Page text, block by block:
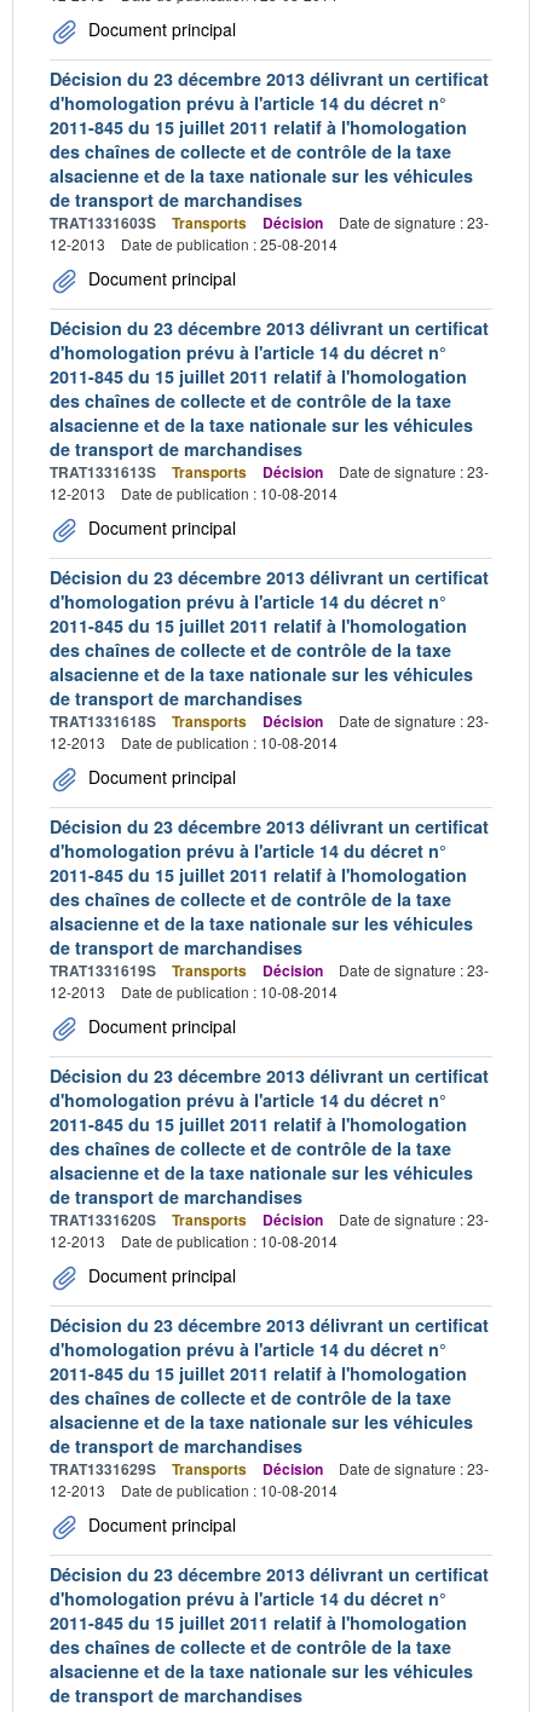
Document principal
Décision du 23 décembre 2013 délivrant un certificat
d'homologation prévu à l'article 14 du décret n°
2011-845 du 15 juillet 2011 relatif à l'homologation
des chaînes de collecte et de contrôle de la taxe
alsacienne et de la taxe nationale sur les véhicules
de transport de marchandises
TRAT1331603S Transports Décision
Date de signature : 23-
12-2013
Date de publication : 25-08-2014
Document principal
Décision du 23 décembre 2013 délivrant un certificat
d'homologation prévu à l'article 14 du décret n°
2011-845 du 15 juillet 2011 relatif à l'homologation
des chaînes de collecte et de contrôle de la taxe
alsacienne et de la taxe nationale sur les véhicules
de transport de marchandises
TRAT1331613S Transports Décision
Date de signature : 23-
12-2013
Date de publication : 10-08-2014
Document principal
Décision du 23 décembre 2013 délivrant un certificat
d'homologation prévu à l'article 14 du décret n°
2011-845 du 15 juillet 2011 relatif à l'homologation
des chaînes de collecte et de contrôle de la taxe
alsacienne et de la taxe nationale sur les véhicules
de transport de marchandises
TRAT1331618S Transports Décision
Date de signature : 23-
12-2013
Date de publication : 10-08-2014
Document principal
Décision du 23 décembre 2013 délivrant un certificat
d'homologation prévu à l'article 14 du décret n°
2011-845 du 15 juillet 2011 relatif à l'homologation
des chaînes de collecte et de contrôle de la taxe
alsacienne et de la taxe nationale sur les véhicules
de transport de marchandises
TRAT1331619S Transports Décision
Date de signature : 23-
12-2013
Date de publication : 10-08-2014
Document principal
Décision du 23 décembre 2013 délivrant un certificat
d'homologation prévu à l'article 14 du décret n°
2011-845 du 15 juillet 2011 relatif à l'homologation
des chaînes de collecte et de contrôle de la taxe
alsacienne et de la taxe nationale sur les véhicules
de transport de marchandises
TRAT1331620S Transports Décision
Date de signature : 23-
12-2013
Date de publication : 10-08-2014
Document principal
Décision du 23 décembre 2013 délivrant un certificat
d'homologation prévu à l'article 14 du décret n°
2011-845 du 15 juillet 2011 relatif à l'homologation
des chaînes de collecte et de contrôle de la taxe
alsacienne et de la taxe nationale sur les véhicules
de transport de marchandises
TRAT1331629S Transports Décision
Date de signature : 23-
12-2013
Date de publication : 10-08-2014
Document principal
Décision du 23 décembre 2013 délivrant un certificat
d'homologation prévu à l'article 14 du décret n°
2011-845 du 15 juillet 2011 relatif à l'homologation
des chaînes de collecte et de contrôle de la taxe
alsacienne et de la taxe nationale sur les véhicules
de transport de marchandises